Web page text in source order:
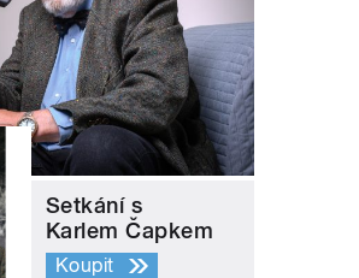
Setkání s
Karlem Čapkem
Koupit